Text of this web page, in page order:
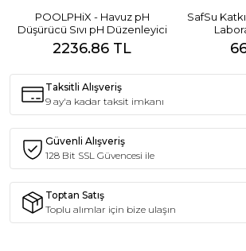
POOLPHiX - Havuz pH
Düşürücü Sıvı pH Düzenleyici
2236.86 TL
SafSu
Taksitli Alışveriş
9 ay'a kadar taksit imkanı
Güvenli Alışveriş
128 Bit SSL Güvencesi ile
Toptan Satış
Toplu alımlar için bize ulaşın